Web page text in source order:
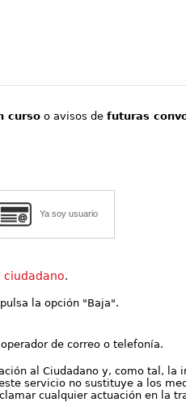
curso o avisos defuturas
Ya soy usuario
ciudadano.
la opción "Baja".
de correo o telefonía.
al Ciudadano y, como tal, la
servicio no sustituye a los
cualquier actuación en la